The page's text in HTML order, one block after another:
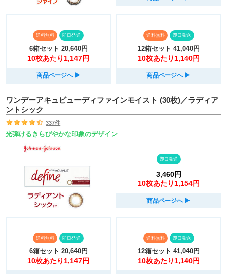
送料無料 即日発送
6箱セット 20,640円
10枚あたり1,147円
商品ページへ ▶︎
送料無料 即日発送
12箱セット 41,040円
10枚あたり1,140円
商品ページへ ▶︎
ワンデーアキュビューディファインモイスト (30枚)／ラディア
ントシック
337件
光弾けるきらびやかな印象のデザイン
即日発送
3,460円
10枚あたり1,154円
商品ページへ ▶︎
送料無料 即日発送
6箱セット 20,640円
10枚あたり1,147円
送料無料 即日発送
12箱セット 41,040円
10枚あたり1,140円